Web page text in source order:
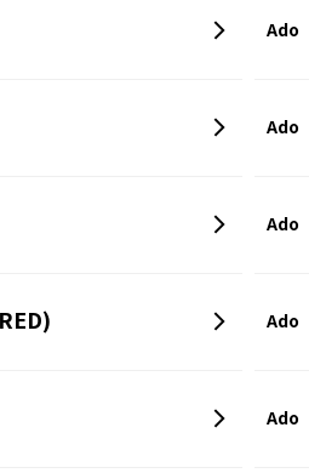
Ado
Ado
Ado
Ado
Ado